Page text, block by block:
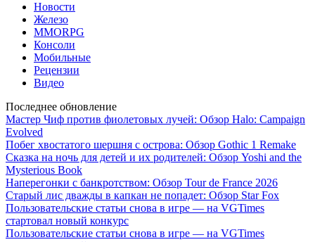
Новости
Железо
MMORPG
Консоли
Мобильные
Рецензии
Видео
Последнее обновление
Мастер Чиф против фиолетовых лучей: Обзор Halo: Campaign
Evolved
Побег хвостатого шершня с острова: Обзор Gothic 1 Remake
Сказка на ночь для детей и их родителей: Обзор Yoshi and the
Mysterious Book
Наперегонки с банкротством: Обзор Tour de France 2026
Старый лис дважды в капкан не попадет: Обзор Star Fox
Пользовательские статьи снова в игре — на VGTimes
стартовал новый конкурс
Пользовательские статьи снова в игре — на VGTimes